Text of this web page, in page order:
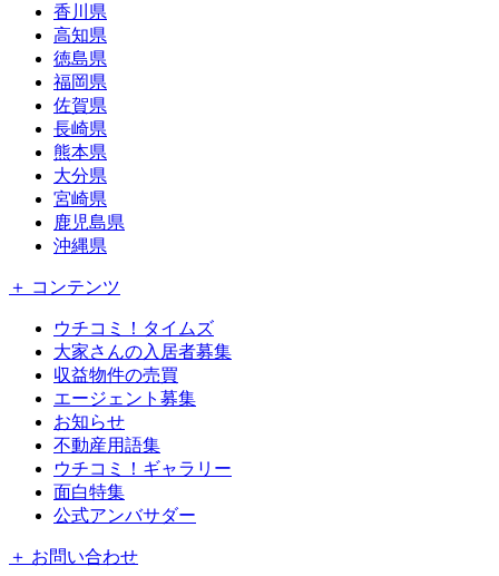
香川県
高知県
徳島県
福岡県
佐賀県
長崎県
熊本県
大分県
宮崎県
鹿児島県
沖縄県
＋ コンテンツ
ウチコミ！タイムズ
大家さんの入居者募集
収益物件の売買
エージェント募集
お知らせ
不動産用語集
ウチコミ！ギャラリー
面白特集
公式アンバサダー
＋ お問い合わせ